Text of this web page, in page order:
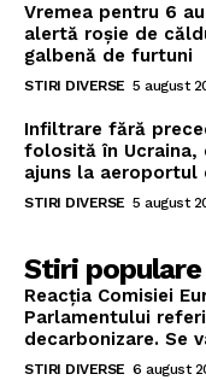
Vremea pentru 6
alertă roșie de
galbenă de furtuni
STIRI DIVERSE 5 august
Infiltrare fără
folosită în Ucraina,
ajuns la aeroportul
STIRI DIVERSE 5 august
Stiri populare
Reacția Comisiei
Parlamentului
decarbonizare. Se
STIRI DIVERSE 6 august